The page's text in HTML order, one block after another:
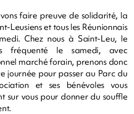
faire preuve de solidarité, la
Leusiens et tous les Réunionnais
Chez nous à Saint-Leu, le
fréquenté le samedi, avec
marché forain, prenons donc
journée pour passer au Parc du
et ses bénévoles vous
sur vous pour donner du souffle